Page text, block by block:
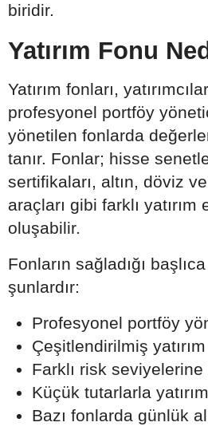
biridir.
Yatırım Fonu
Yatırım fonları,
profesyonel portföy
yönetilen fonlarda
tanır. Fonlar; hisse
sertifikaları, altın, döviz
araçları gibi farklı
oluşabilir.
Fonların sağladığı
şunlardır:
Profesyonel portföy
Çeşitlendirilmiş yatırım
Farklı risk
Küçük tutarlarla
Bazı fonlarda günlük